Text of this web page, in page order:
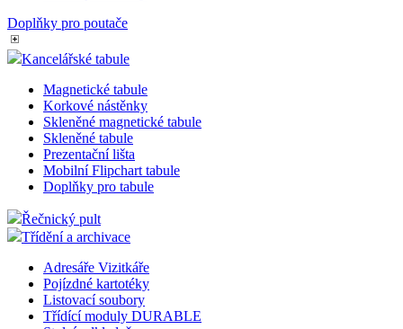
Tašky-kufry-pouzdra
Bannery do rollup
Doplňky pro poutače
Kancelářské tabule
Magnetické tabule
Skleněné magnetické tabule
Skleněné tabule
Mobilní Flipchart tabule
Doplňky pro tabule
Řečnický pult